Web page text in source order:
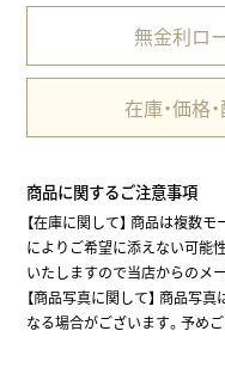
無金利ロ
在庫・価格
商品に関するご注意事項
【在庫に関して】 商品は複数
によりご希望に添えない可能
いたしますので当店からのメ
【商品写真に関して】 商品写
なる場合がございます。予め